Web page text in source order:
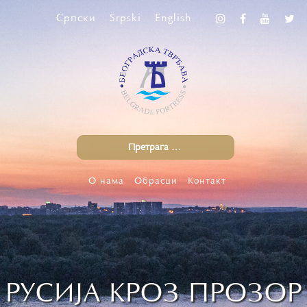
Српски Srpski English
О нама Обрасци Контакт
РУСИЈА КРОЗ ПРОЗОР